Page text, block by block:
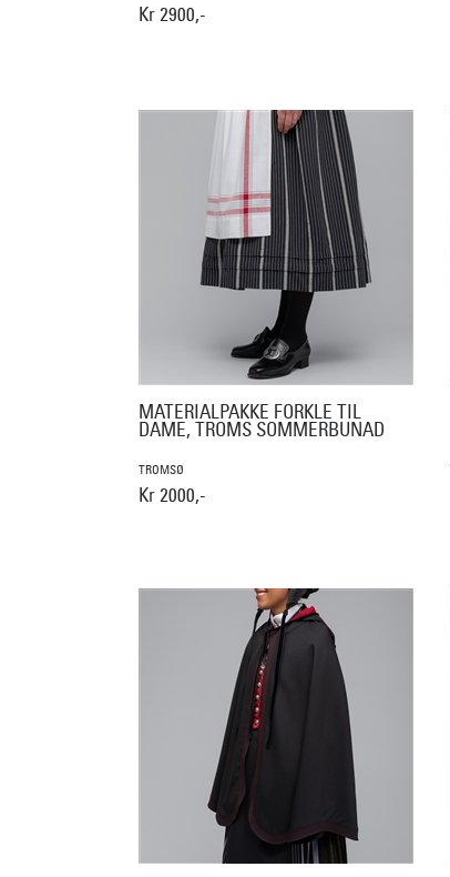
Kr 2900,-
MATERIALPAKKE FORKLE TIL
DAME, TROMS SOMMERBUNAD
TROMSØ
Kr 2000,-